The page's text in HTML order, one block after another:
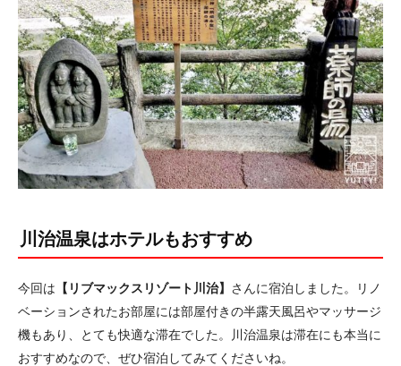
川治温泉はホテルもおすすめ
今回は 【リブマックスリゾート川治】 さんに宿泊しました。リノ
ベーションされたお部屋には部屋付きの半露天風呂やマッサージ
機もあり、とても快適な滞在でした。川治温泉は滞在にも本当に
おすすめなので、ぜひ宿泊してみてくださいね。